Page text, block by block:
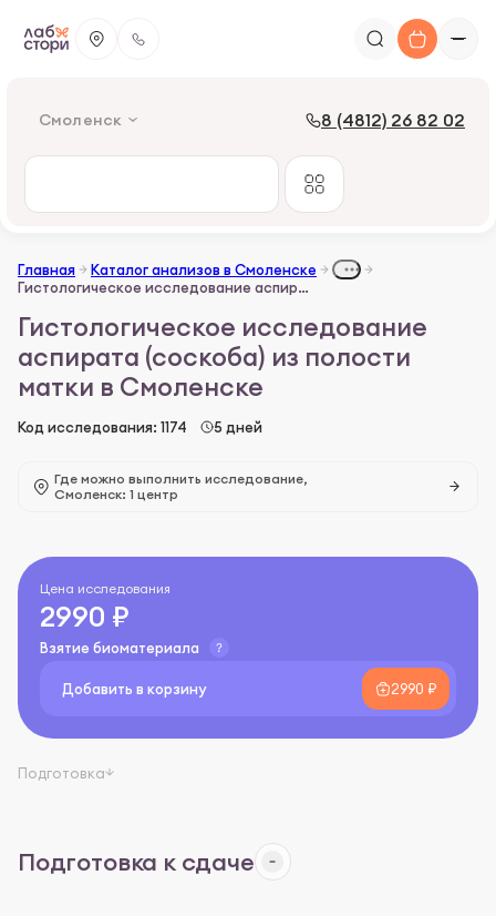
Смоленск 8 (4812) 26 82 02
Главная
Каталог анализов в Смоленске
Гистологическое исследование аспирата (соскоба) из полости матки
Гистологическое исследование
аспирата (соскоба) из полости
матки в Смоленске
Код исследования: 1174 5 дней
Где можно выполнить исследование,
Смоленск: 1 центр
Цена исследования
2990 ₽
Взятие биоматериала
Добавить в корзину 2990 ₽
Подготовка
Подготовка к сдаче